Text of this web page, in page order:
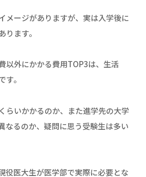
メージがありますが、実は入学後に
ります。
以外にかかる費用TOP3は、生活
。
らいかかるのか、また進学先の大学
なるのか、疑問に思う受験生は多い
役医大生が医学部で実際に必要とな